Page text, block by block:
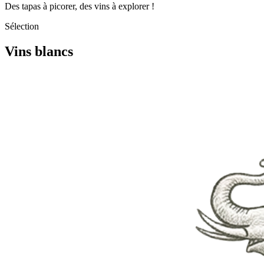
Des tapas à picorer, des vins à explorer !
Sélection
Vins blancs